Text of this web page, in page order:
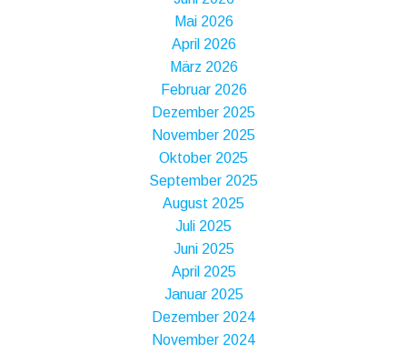
Mai 2026
April 2026
März 2026
Februar 2026
Dezember 2025
November 2025
Oktober 2025
September 2025
August 2025
Juli 2025
Juni 2025
April 2025
Januar 2025
Dezember 2024
November 2024